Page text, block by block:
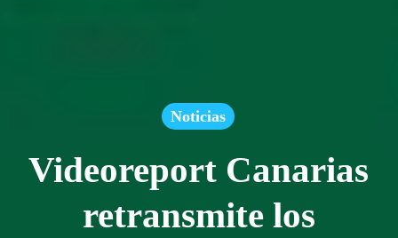
Noticias
Videoreport Canarias
retransmite los